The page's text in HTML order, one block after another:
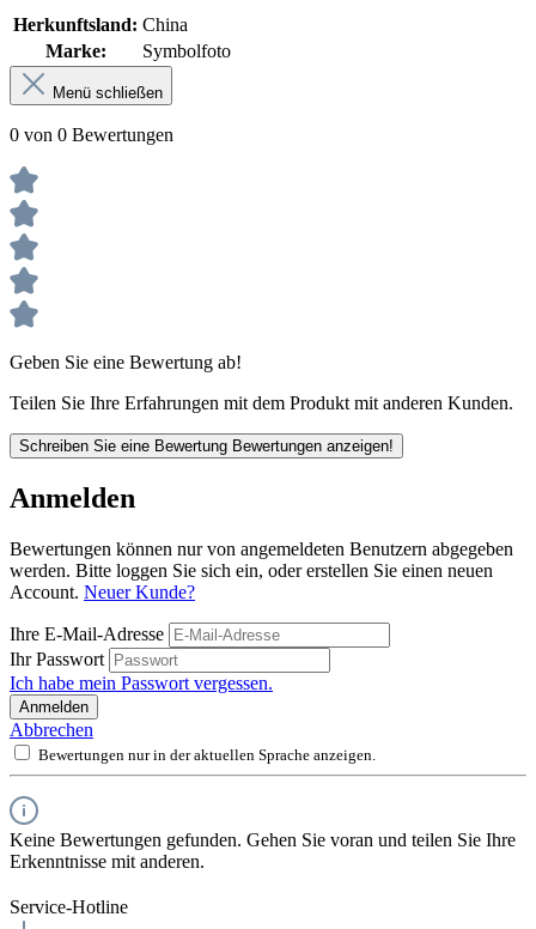
Herkunftsland: China
Marke:
Symbolfoto
Menü schließen
0 von 0 Bewertungen
Geben Sie eine Bewertung ab!
Teilen Sie Ihre Erfahrungen mit dem Produkt mit anderen Kunden.
Schreiben Sie eine Bewertung Bewertungen anzeigen!
Anmelden
Bewertungen können nur von angemeldeten Benutzern abgegeben
werden. Bitte loggen Sie sich ein, oder erstellen Sie einen neuen
Account. Neuer Kunde?
Ihre E-Mail-Adresse
Ihr Passwort
Ich habe mein Passwort vergessen.
Anmelden
Abbrechen
Bewertungen nur in der aktuellen Sprache anzeigen.
Keine Bewertungen gefunden. Gehen Sie voran und teilen Sie Ihre
Erkenntnisse mit anderen.
Service-Hotline